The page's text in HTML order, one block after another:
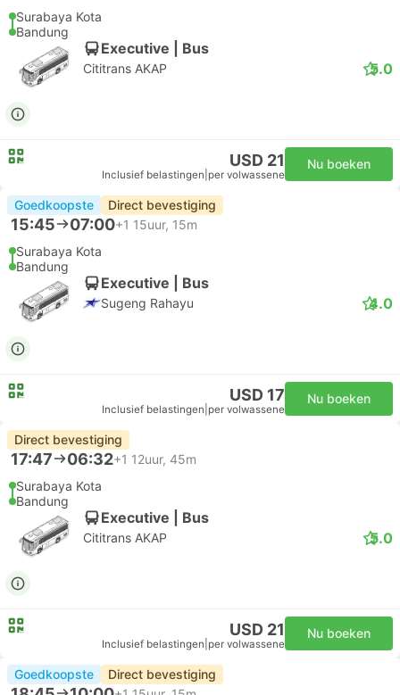
Surabaya Kota
Bandung
Executive | Bus
Cititrans AKAP 5.0
USD 21
Inclusief belastingen per volwassene
Nu boeken
Goedkoopste Direct bevestiging
15:45 07:00+1 15uur, 15m
Surabaya Kota
Bandung
Executive | Bus
Sugeng Rahayu 4.0
USD 17
Inclusief belastingen per volwassene
Nu boeken
Direct bevestiging
17:47 06:32+1 12uur, 45m
Surabaya Kota
Bandung
Executive | Bus
Cititrans AKAP 5.0
USD 21
Inclusief belastingen per volwassene
Nu boeken
Goedkoopste Direct bevestiging